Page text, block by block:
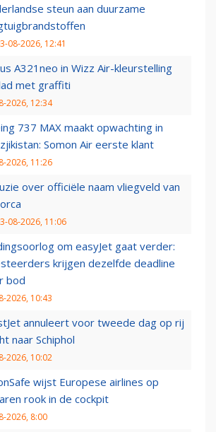
steun aan duurzame
08-2026, 12:41
A321neo in Wizz Air-kleurstelling
met graffiti
2026, 12:34
737 MAX maakt opwachting in
Somon Air eerste klant
2026, 11:26
over officiële naam vliegveld van
08-2026, 11:06
om easyJet gaat verder:
krijgen dezelfde deadline
bod
2026, 10:43
annuleert voor tweede dag op rij
naar Schiphol
2026, 10:02
wijst Europese airlines op
rook in de cockpit
2026, 8:00